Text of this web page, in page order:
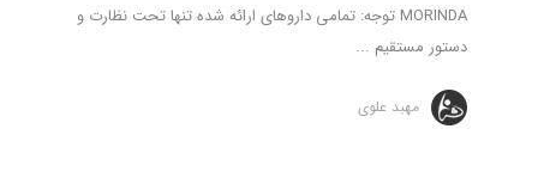
MORINDA توجه: تمامی داروهای ارائه شده تنها تحت نظارت و
دستور مستقیم ...
مهبد علوی